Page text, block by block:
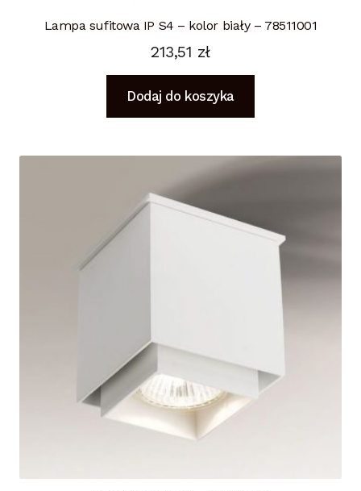
Lampa sufitowa IP S4 – kolor biały – 78511001
213,51 zł
Dodaj do koszyka